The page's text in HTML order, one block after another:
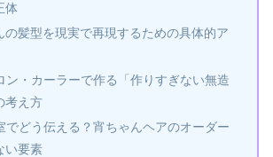
体
の髪型を現実で再現するための具体的ア
ン・カーラーで作る「作りすぎない無造
考え方
でどう伝える？宵ちゃんヘアのオーダー
い要素